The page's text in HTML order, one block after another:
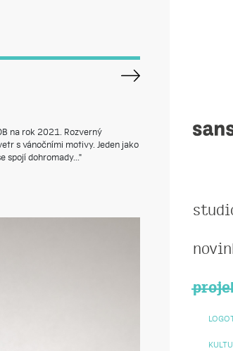
na rok 2021. Rozverný
s vánočními motivy. Jeden jako
spojí dohromady..."